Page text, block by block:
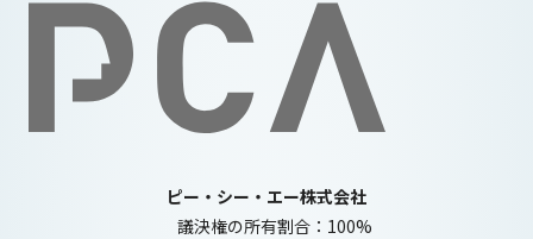
ピー・シー・エー株式会社
議決権の所有割合：100%